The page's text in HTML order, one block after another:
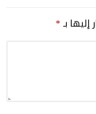
إليها بـ*